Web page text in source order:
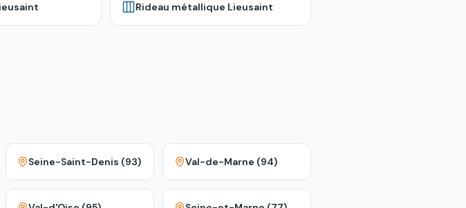
Rideau métallique Lieusaint
Seine-Saint-Denis (93) Val-de-Marne (94)